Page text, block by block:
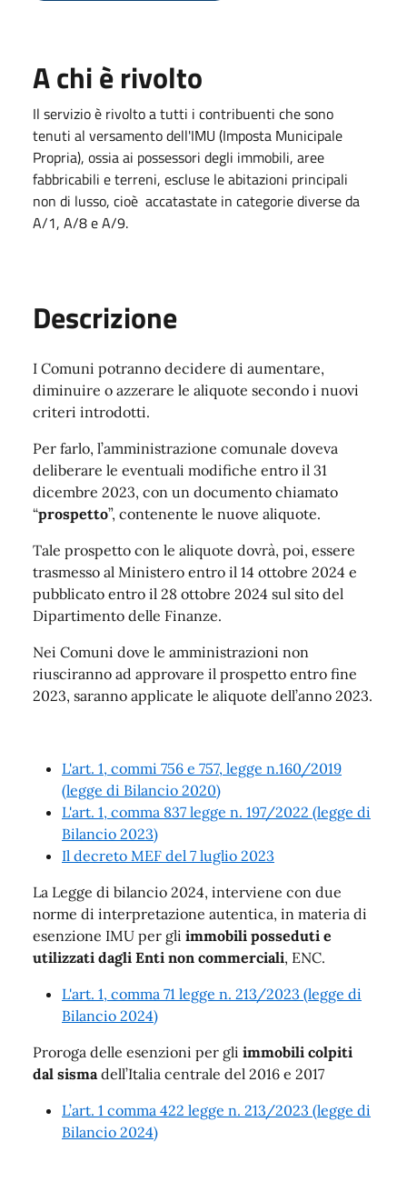
A chi è rivolto
Il servizio è rivolto a tutti i contribuenti che sono
tenuti al versamento dell'IMU (Imposta Municipale
Propria), ossia ai possessori degli immobili, aree
fabbricabili e terreni, escluse le abitazioni principali
non di lusso, cioè accatastate in categorie diverse da
A/1, A/8 e A/9.
Descrizione
I Comuni potranno decidere di aumentare,
diminuire o azzerare le aliquote secondo i nuovi
criteri introdotti.
Per farlo, l’amministrazione comunale doveva
deliberare le eventuali modifiche entro il 31
dicembre 2023, con un documento chiamato
“prospetto”, contenente le nuove aliquote.
Tale prospetto con le aliquote dovrà, poi, essere
trasmesso al Ministero entro il 14 ottobre 2024 e
pubblicato entro il 28 ottobre 2024 sul sito del
Dipartimento delle Finanze.
Nei Comuni dove le amministrazioni non
riusciranno ad approvare il prospetto entro fine
2023, saranno applicate le aliquote dell’anno 2023.
L'art. 1, commi 756 e 757, legge n.160/2019
(legge di Bilancio 2020)
L'art. 1, comma 837 legge n. 197/2022 (legge di
Bilancio 2023)
Il decreto MEF del 7 luglio 2023
La Legge di bilancio 2024, interviene con due
norme di interpretazione autentica, in materia di
esenzione IMU per gli immobili posseduti e
utilizzati dagli Enti non commerciali, ENC.
L'art. 1, comma 71 legge n. 213/2023 (legge di
Bilancio 2024)
Proroga delle esenzioni per gli immobili colpiti
dal sisma dell’Italia centrale del 2016 e 2017
L’art. 1 comma 422 legge n. 213/2023 (legge di
Bilancio 2024)